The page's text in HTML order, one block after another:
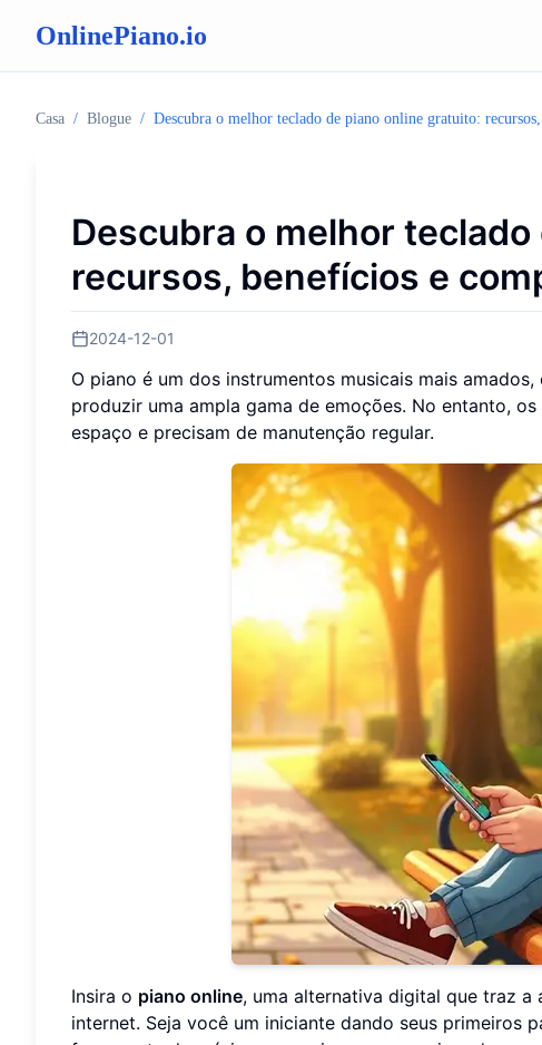
OnlinePiano.io
Casa / Blogue / Descubra o melhor teclado de piano online gratuito:
Descubra o melhor
recursos, benefícios e
2024-12-01
O piano é um dos instrumentos musicais mais
produzir uma ampla gama de emoções. No entanto,
espaço e precisam de manutenção regular.
Insira o piano online, uma alternativa digital que traz a
internet. Seja você um iniciante dando seus primeiros